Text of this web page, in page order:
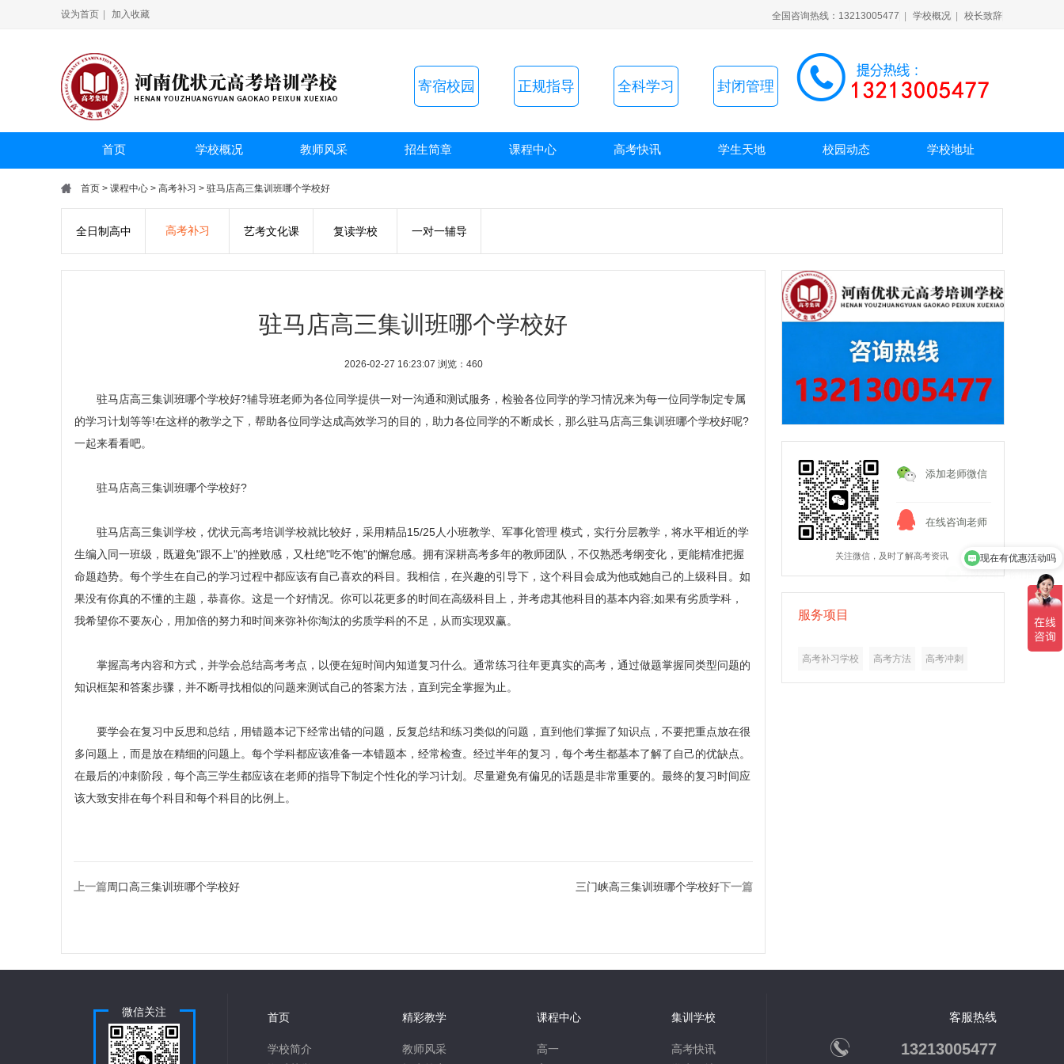
设为首页 加入收藏 全国咨询热线：13213005477 学校概况 校长致辞
寄宿校园 正规指导 全科学习 封闭管理
首页 学校概况 教师风采 招生简章 课程中心 高考快讯 学生天地 校园动态 学校地址
首页 > 课程中心 > 高考补习 > 驻马店高三集训班哪个学校好
全日制高中 高考补习 艺考文化课 复读学校 一对一辅导
添加老师微信
在线咨询老师
关注微信，及时了解高考资讯
服务项目
高考补习学校 高考方法 高考冲刺
驻马店高三集训班哪个学校好
2026-02-27 16:23:07 浏览：460
驻马店高三集训班哪个学校好?辅导班老师为各位同学提供一对一沟通和测试服务，检验各位同学的学习情况来为每一位同学制定专属
的学习计划等等!在这样的教学之下，帮助各位同学达成高效学习的目的，助力各位同学的不断成长，那么驻马店高三集训班哪个学校好呢?
一起来看看吧。
驻马店高三集训班哪个学校好?
驻马店高三集训学校，优状元高考培训学校就比较好，采用精品15/25人小班教学、军事化管理 模式，实行分层教学，将水平相近的学
生编入同一班级，既避免"跟不上"的挫败感，又杜绝"吃不饱"的懈怠感。拥有深耕高考多年的教师团队，不仅熟悉考纲变化，更能精准把握
命题趋势。每个学生在自己的学习过程中都应该有自己喜欢的科目。我相信，在兴趣的引导下，这个科目会成为他或她自己的上级科目。如
果没有你真的不懂的主题，恭喜你。这是一个好情况。你可以花更多的时间在高级科目上，并考虑其他科目的基本内容;如果有劣质学科，
我希望你不要灰心，用加倍的努力和时间来弥补你淘汰的劣质学科的不足，从而实现双赢。
掌握高考内容和方式，并学会总结高考考点，以便在短时间内知道复习什么。通常练习往年更真实的高考，通过做题掌握同类型问题的
知识框架和答案步骤，并不断寻找相似的问题来测试自己的答案方法，直到完全掌握为止。
要学会在复习中反思和总结，用错题本记下经常出错的问题，反复总结和练习类似的问题，直到他们掌握了知识点，不要把重点放在很
多问题上，而是放在精细的问题上。每个学科都应该准备一本错题本，经常检查。经过半年的复习，每个考生都基本了解了自己的优缺点。
在最后的冲刺阶段，每个高三学生都应该在老师的指导下制定个性化的学习计划。尽量避免有偏见的话题是非常重要的。最终的复习时间应
该大致安排在每个科目和每个科目的比例上。
上一篇周口高三集训班哪个学校好 下一篇
三门峡高三集训班哪个学校好
微信关注 首页
学校简介
精彩教学
教师风采
课程中心
高一
集训学校
高考快讯
客服热线
13213005477
可以介绍下你们的课程